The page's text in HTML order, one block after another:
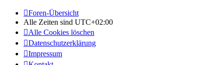
Foren-Übersicht
Alle Zeiten sind UTC+02:00
Alle Cookies löschen
Datenschutzerklärung
Impressum